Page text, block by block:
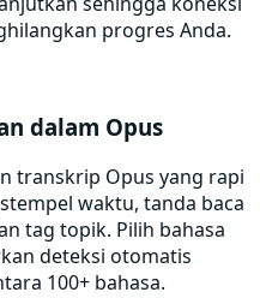
progres Anda.
dalam Opus
transkrip Opus yang rapi
waktu, tanda baca
tag topik. Pilih bahasa
deteksi otomatis
100+ bahasa.